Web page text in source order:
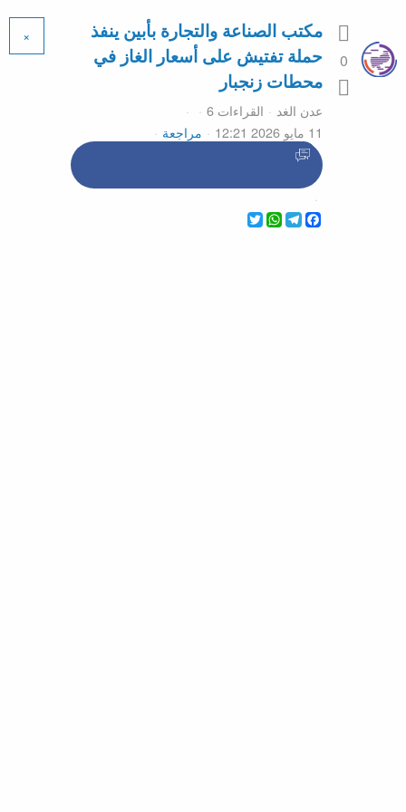
0
مكتب الصناعة والتجارة بأبين ينفذ
حملة تفتيش على أسعار الغاز في
محطات زنجبار
عدن الغد
القراءات 6
11 مايو 2026 12:21
مراجعة
Twitter
WhatsApp
Telegram
Facebook
×